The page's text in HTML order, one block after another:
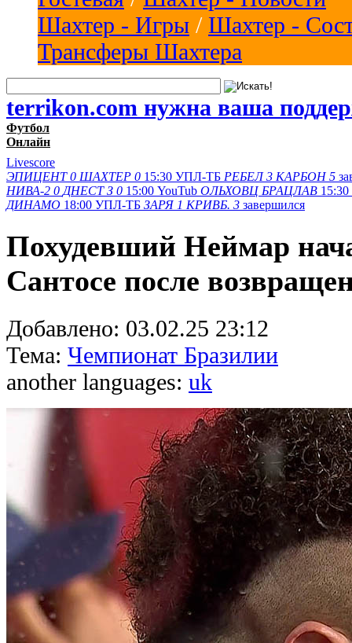
Шахтер - Игры / Шахтер -
Трансферы Шахтера
terrikon.com нужна ваша
Футбол
Онлайн
Livescore
ЭПИЦЕНТ 0 ШАХТЕР 0 15:30 УПЛ-ТБ РЕБЕЛ 3 КАРБОН 5
НИВА-2 0 ДНЕСТ З 0 15:00 YouTub ОЛЬХОВЦ БРАЦЛАВ 15:30
ДИНАМО 18:00 УПЛ-ТБ ЗАРЯ 1 КРИВБ. 3 завершился
Похудевший Неймар
Сантосе после
Добавлено: 03.02.25 23:12
Тема: Чемпионат Бразилии
another languages: uk